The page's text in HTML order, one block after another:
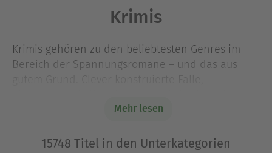
Krimis
Krimis gehören zu den beliebtesten Genres im
Bereich der Spannungsromane – und das aus
Ermittler*innen sorgen in Krimi-Büchern für
klassische Detektivgeschichte, gemütlicher Cosy
Mehr lesen
15748 Titel in den Unterkategorien